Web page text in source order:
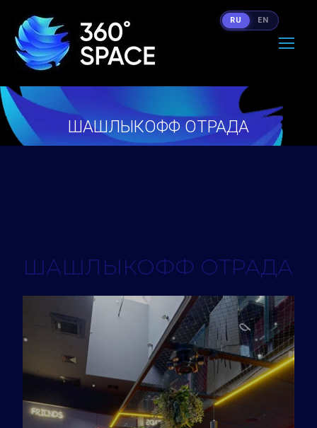
ШАШЛЫКОФФ ОТРАДА
Вы здесь:
ШАШЛЫКОФФ ОТРАДА
RU EN